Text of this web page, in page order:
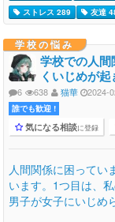
ストレス 289
友達
学校の悩み
学校での人
くいじめが起
6 638 猫華 2024-
誰でも歓迎 !
気になる相談に登録
人間関係に困ってい
います。1つ目は、
男子が女子にいじめ